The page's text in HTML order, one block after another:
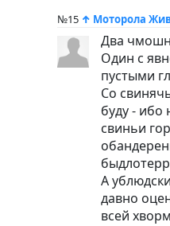
№15 ↑ Моторола
Два
Один с
пустыми
Со
буду - ибо
свиньи
А
давно
всей